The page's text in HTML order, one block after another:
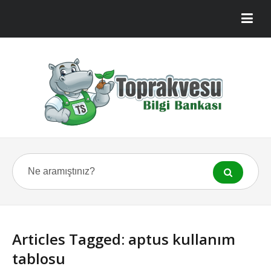
Articles Tagged: aptus kullanım
tablosu